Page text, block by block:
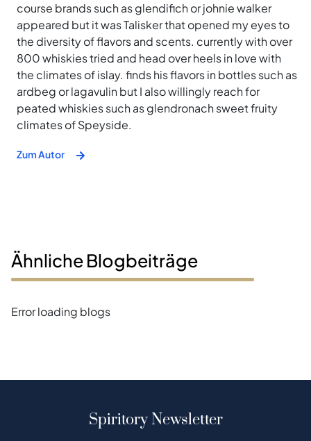
course brands such as glendifich or johnie walker
appeared but it was Talisker that opened my eyes to
the diversity of flavors and scents. currently with over
800 whiskies tried and head over heels in love with
the climates of islay. finds his flavors in bottles such as
ardbeg or lagavulin but I also willingly reach for
peated whiskies such as glendronach sweet fruity
climates of Speyside.
Zum Autor
Ähnliche Blogbeiträge
Error loading blogs
Spiritory Newsletter